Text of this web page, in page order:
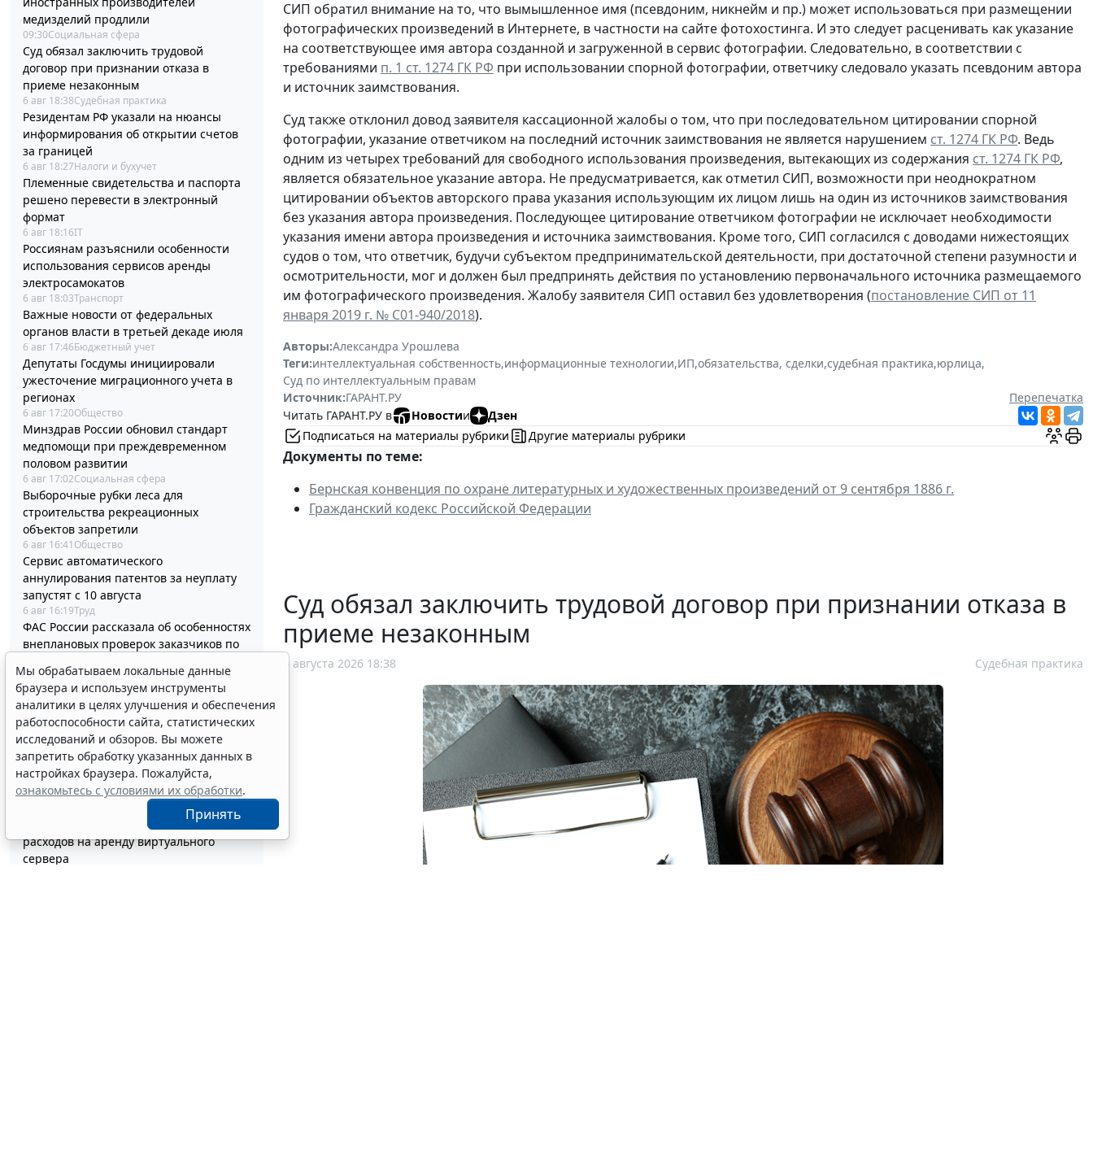
медизделий продлили
09:30Социальная сфера
Суд обязал заключить трудовой
договор при признании отказа в
приеме незаконным
6 авг 18:38Судебная практика
Резидентам РФ указали на нюансы
информирования об открытии счетов
за границей
6 авг 18:27Налоги и бухучет
Племенные свидетельства и паспорта
решено перевести в электронный
формат
6 авг 18:16IT
Россиянам разъяснили особенности
использования сервисов аренды
электросамокатов
6 авг 18:03Транспорт
Важные новости от федеральных
органов власти в третьей декаде июля
6 авг 17:46Бюджетный учет
Депутаты Госдумы инициировали
ужесточение миграционного учета в
регионах
6 авг 17:20Общество
Минздрав России обновил стандарт
медпомощи при преждевременном
половом развитии
6 авг 17:02Социальная сфера
Выборочные рубки леса для
строительства рекреационных
объектов запретили
6 авг 16:41 Общество
Сервис автоматического
аннулирования патентов за неуплату
запустят с 10 августа
6 авг 16:19Труд
ФАС России рассказала об особенностях
внеплановых проверок заказчиков по
6 авг 16:00Проверки
Процедуру приостановки или запрета
реализации опасной продукции
оптимизируют
6 авг 15:39Бизнес
ФНС России планирует урегулировать
экстерриториальный порядок
рассмотрения жалоб
Какую статью КОСГУ выбрать для учета
расходов на аренду виртуального
сервера
СИП обратил внимание на то, что вымышленное имя (псевдоним, никнейм и пр.) может использоваться при размещении
фотографических произведений в Интернете, в частности на сайте фотохостинга. И это следует расценивать как указание
на соответствующее имя автора созданной и загруженной в сервис фотографии. Следовательно, в соответствии с
требованиями п. 1 ст. 1274 ГК РФ при использовании спорной фотографии, ответчику следовало указать псевдоним автора
и источник заимствования.
Суд также отклонил довод заявителя кассационной жалобы о том, что при последовательном цитировании спорной
фотографии, указание ответчиком на последний источник заимствования не является нарушением ст. 1274 ГК РФ. Ведь
одним из четырех требований для свободного использования произведения, вытекающих из содержания ст. 1274 ГК РФ,
является обязательное указание автора. Не предусматривается, как отметил СИП, возможности при неоднократном
цитировании объектов авторского права указания использующим их лицом лишь на один из источников заимствования
без указания автора произведения. Последующее цитирование ответчиком фотографии не исключает необходимости
указания имени автора произведения и источника заимствования. Кроме того, СИП согласился с доводами нижестоящих
судов о том, что ответчик, будучи субъектом предпринимательской деятельности, при достаточной степени разумности и
осмотрительности, мог и должен был предпринять действия по установлению первоначального источника размещаемого
им фотографического произведения. Жалобу заявителя СИП оставил без удовлетворения (постановление СИП от 11
января 2019 г. № С01-940/2018).
Авторы:Александра Урошлева
Теги:интеллектуальная собственность,информационные технологии,ИП,обязательства, сделки,судебная практика,юрлица,
Суд по интеллектуальным правам
Источник:ГАРАНТ.РУ
Перепечатка
Читать ГАРАНТ.РУ в
Новостии
Дзен
Подписаться на материалы рубрики
Другие материалы рубрики
Документы по теме:
Бернская конвенция по охране литературных и художественных произведений от 9 сентября 1886 г.
Гражданский кодекс Российской Федерации
Суд обязал заключить трудовой договор при признании отказа в
приеме незаконным
6 августа 2026 18:38 Судебная практика
Мы обрабатываем локальные данные
браузера и используем инструменты
аналитики в целях улучшения и обеспечения
работоспособности сайта, статистических
исследований и обзоров. Вы можете
запретить обработку указанных данных в
настройках браузера. Пожалуйста,
ознакомьтесь с условиями их обработки.
Принять